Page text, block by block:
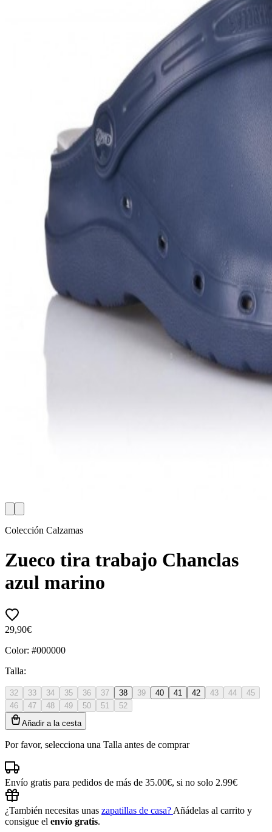
Colección Calzamas
Zueco tira trabajo Chanclas
azul marino
29,90€
Color: #000000
Talla:
32 33 34 35 36 37 38 39 40 41 42 43 44
45
46
47 48 49 50 51
52
Añadir a la cesta
Por favor, selecciona una Talla antes de comprar
Envío gratis para pedidos de más de 35.00€, si no solo 2.99€
¿También necesitas unas zapatillas de casa? Añádelas al carrito y
consigue el envío gratis.